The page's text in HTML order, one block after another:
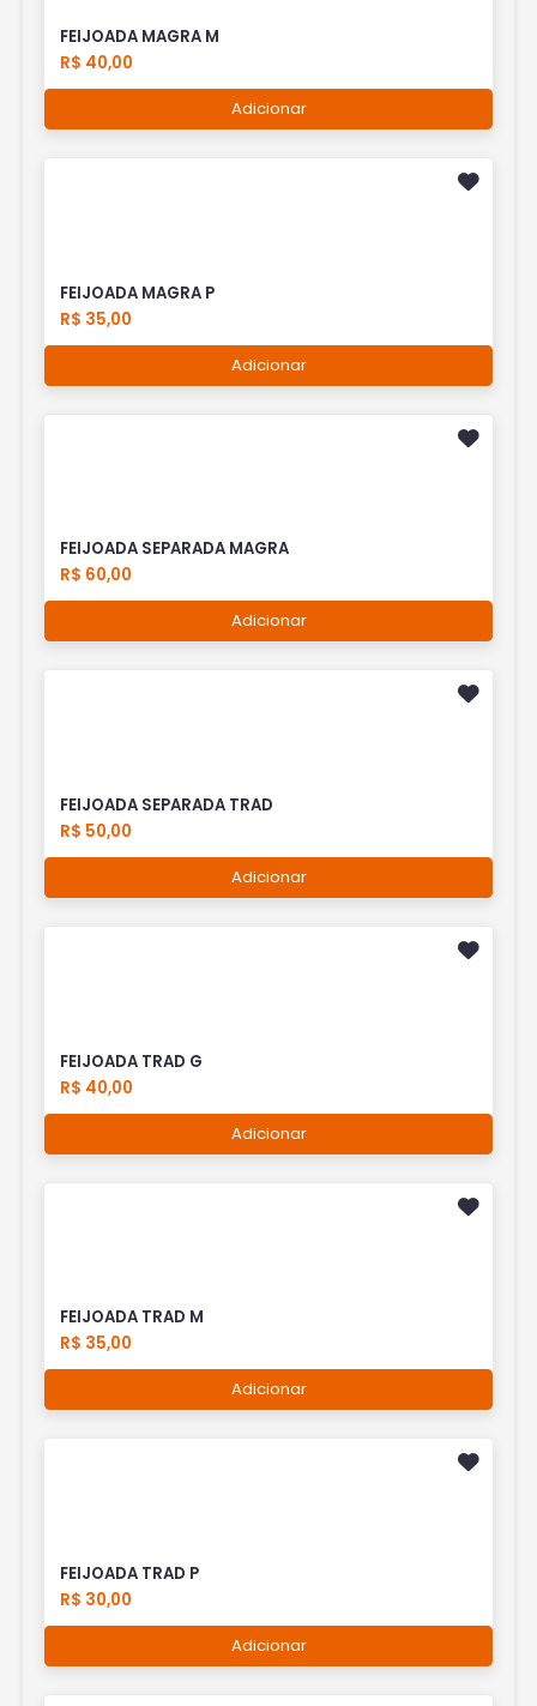
FEIJOADA MAGRA M
R$ 40,00
Adicionar
FEIJOADA MAGRA P
R$ 35,00
Adicionar
FEIJOADA SEPARADA MAGRA
R$ 60,00
Adicionar
FEIJOADA SEPARADA TRAD
R$ 50,00
Adicionar
FEIJOADA TRAD G
R$ 40,00
Adicionar
FEIJOADA TRAD M
R$ 35,00
Adicionar
FEIJOADA TRAD P
R$ 30,00
Adicionar